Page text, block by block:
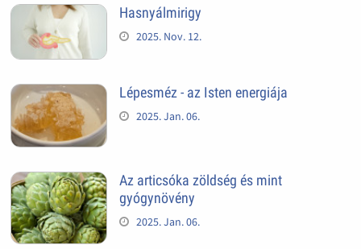
Hasnyálmirigy
2025. Nov. 12.
Lépesméz - az Isten energiája
2025. Jan. 06.
Az articsóka zöldség és mint
gyógynövény
2025. Jan. 06.